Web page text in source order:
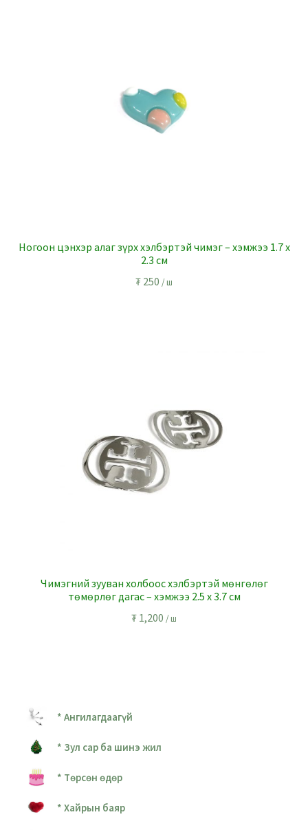
Ногоон цэнхэр алаг зүрх хэлбэртэй чимэг – хэмжээ 1.7 x
2.3 см
₮ 250 / ш
Чимэгний зууван холбоос хэлбэртэй мөнгөлөг
төмөрлөг дагас – хэмжээ 2.5 x 3.7 см
₮ 1,200 / ш
* Ангилагдаагүй
* Зул сар ба шинэ жил
* Төрсөн өдөр
* Хайрын баяр